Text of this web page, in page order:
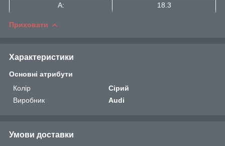
A:
18.3
Приховати
Характеристики
Основні атрибути
Колір
Сірий
Виробник
Audi
Умови доставки